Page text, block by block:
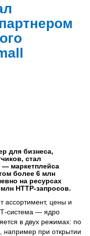
для бизнеса,
стал
— маркетплейса
более 6 млн
на ресурсах
HTTP‑запросов.
ассортимент, цены и
система — ядро
в двух режимах: по
например при открытии